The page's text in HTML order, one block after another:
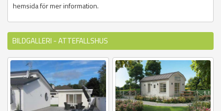
hemsida för mer information.
BILDGALLERI - ATTEFALLSHUS